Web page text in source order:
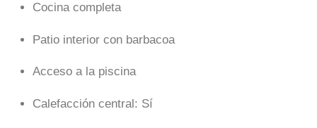
Cocina completa
Patio interior con barbacoa
Acceso a la piscina
Calefacción central: Sí